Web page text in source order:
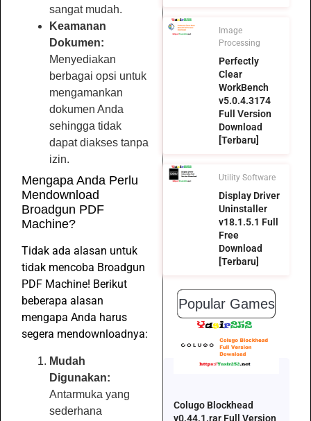
sangat mudah.
Keamanan
Dokumen:
Menyediakan
berbagai opsi untuk
mengamankan
dokumen Anda
sehingga tidak
dapat diakses tanpa
izin.
Mengapa Anda Perlu
Mendownload
Broadgun PDF
Machine?
Tidak ada alasan untuk
tidak mencoba Broadgun
PDF Machine! Berikut
beberapa alasan
mengapa Anda harus
segera mendownloadnya:
Mudah
Digunakan:
Antarmuka yang
sederhana
Image
Processing
Perfectly
Clear
WorkBench
v5.0.4.3174
Full Version
Download
[Terbaru]
Utility Software
Display Driver
Uninstaller
v18.1.5.1 Full
Free
Download
[Terbaru]
Popular Games
Colugo Blockhead
v0.44.1.rar Full Version